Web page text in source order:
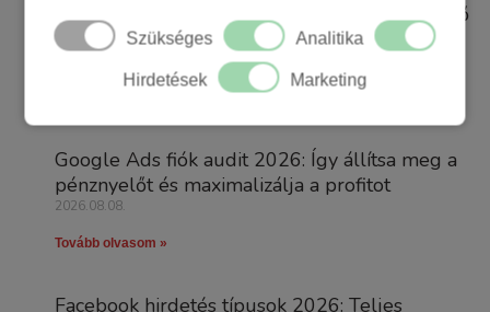
Szükséges Analitika
Hirdetések Marketing
Tartalommarketing és SEO: A Profitot Termelő
Stratégia 2026-ban
Google Ads fiók audit 2026: Így állítsa meg a
pénznyelőt és maximalizálja a profitot
2026.08.08.
Tovább olvasom »
Facebook hirdetés típusok 2026: Teljes